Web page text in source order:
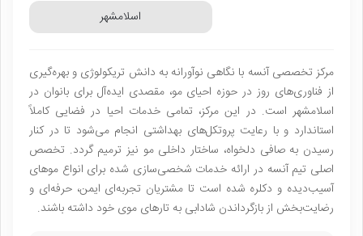
اسلامشهر
مرکز تخصصی آنسه با نگاهی نوآورانه به دانش تریکولوژی و بهره‌گیری
از فناوری‌های روز در حوزه احیای مو، مقصدی ایده‌آل برای بانوان در
اسلامشهر است. در این مرکز، تمامی خدمات احیا در فضایی کاملاً
استاندارد و با رعایت پروتکل‌های بهداشتی انجام می‌شود تا در کنار
رسیدن به صافی دلخواه، ساختار داخلی مو نیز ترمیم گردد. تخصص
اصلی تیم آنسه در ارائه خدمات شخصی‌سازی شده برای انواع موهای
آسیب‌دیده و دکلره شده است تا مشتریان تجربه‌ای ایمن، حرفه‌ای و
رضایت‌بخش از بازگرداندن شادابی به تارهای موی خود داشته باشند.